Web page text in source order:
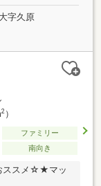
字久原
2）
ファミリー
南向き
ススメ☆★マッ